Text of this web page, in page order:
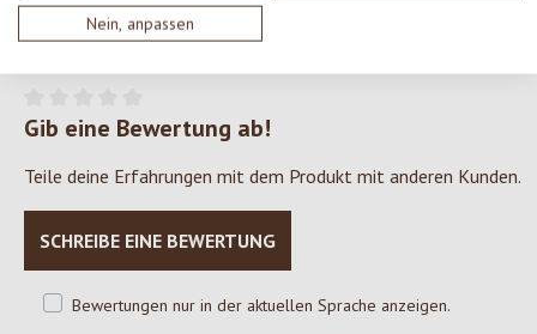
Nein, anpassen
Durchschnittliche Bewertung von 0 von 5 Sternen
Gib eine Bewertung ab!
Teile deine Erfahrungen mit dem Produkt mit anderen Kunden.
SCHREIBE EINE BEWERTUNG
Bewertungen nur in der aktuellen Sprache anzeigen.